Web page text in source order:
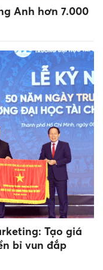
Anh hơn 7.000
Tạo giá
bỉ vun đắp